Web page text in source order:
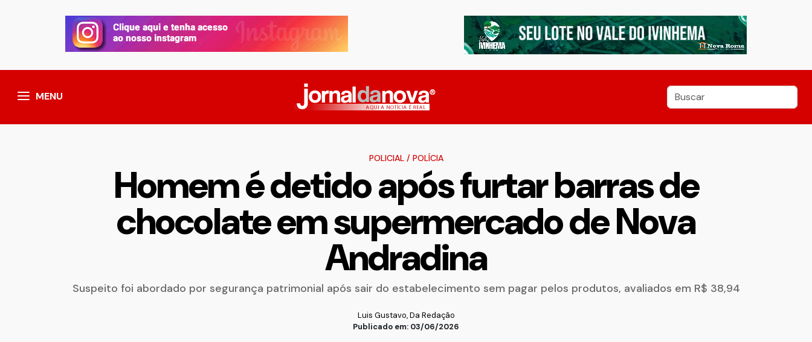
MENU
POLICIAL/ POLÍCIA
Homem é detido após furtar barras de
chocolate em supermercado de Nova
Andradina
Suspeito foi abordado por segurança patrimonial após sair do estabelecimento sem pagar pelos produtos, avaliados em R$ 38,94
Luis Gustavo, Da Redação
Publicado em: 03/06/2026